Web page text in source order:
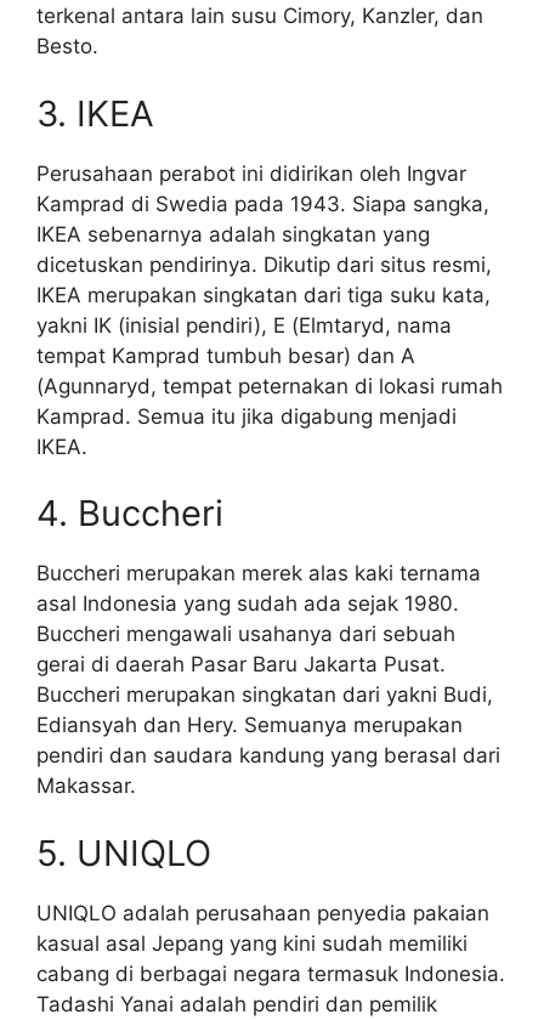
terkenal antara lain susu Cimory, Kanzler, dan
Besto.
3. IKEA
Perusahaan perabot ini didirikan oleh Ingvar
Kamprad di Swedia pada 1943. Siapa sangka,
IKEA sebenarnya adalah singkatan yang
dicetuskan pendirinya. Dikutip dari situs resmi,
IKEA merupakan singkatan dari tiga suku kata,
yakni IK (inisial pendiri), E (Elmtaryd, nama
tempat Kamprad tumbuh besar) dan A
(Agunnaryd, tempat peternakan di lokasi rumah
Kamprad. Semua itu jika digabung menjadi
IKEA.
4. Buccheri
Buccheri merupakan merek alas kaki ternama
asal Indonesia yang sudah ada sejak 1980.
Buccheri mengawali usahanya dari sebuah
gerai di daerah Pasar Baru Jakarta Pusat.
Buccheri merupakan singkatan dari yakni Budi,
Ediansyah dan Hery. Semuanya merupakan
pendiri dan saudara kandung yang berasal dari
Makassar.
5. UNIQLO
UNIQLO adalah perusahaan penyedia pakaian
kasual asal Jepang yang kini sudah memiliki
cabang di berbagai negara termasuk Indonesia.
Tadashi Yanai adalah pendiri dan pemilik